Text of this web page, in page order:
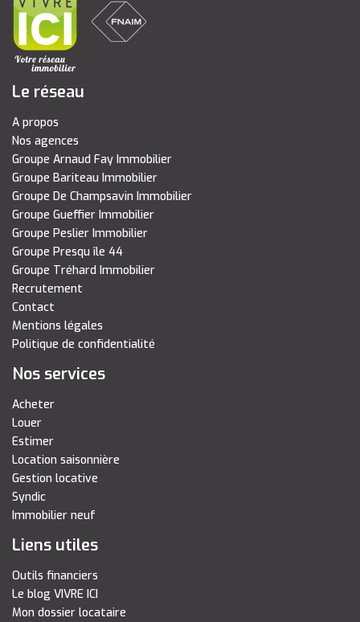
Le réseau
A propos
Nos agences
Groupe Arnaud Fay Immobilier
Groupe Bariteau Immobilier
Groupe De Champsavin Immobilier
Groupe Gueffier Immobilier
Groupe Peslier Immobilier
Groupe Presqu île 44
Groupe Tréhard Immobilier
Recrutement
Contact
Mentions légales
Politique de confidentialité
Nos services
Acheter
Louer
Estimer
Location saisonnière
Gestion locative
Syndic
Immobilier neuf
Liens utiles
Outils financiers
Le blog VIVRE ICI
Mon dossier locataire